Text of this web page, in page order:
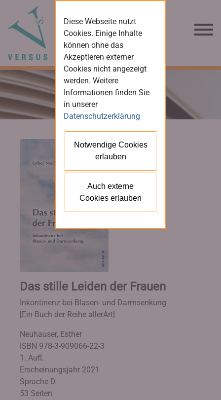
Das stille Leiden der Frauen
Inkontinenz bei Blasen- und Darmsenkung
[Ein Buch der Reihe allerArt]
Neuhauser, Esther
ISBN 978-3-909066-22-3
1. Aufl.
Erscheinungsjahr 2021
Sprache D
53 Seiten
Diese Webseite nutzt
Cookies. Einige Inhalte
können ohne das
Akzeptieren externer
Cookies nicht angezeigt
werden. Weitere
Informationen finden Sie
in unserer
Datenschutzerklärung
Notwendige Cookies
erlauben
Auch externe
Cookies erlauben